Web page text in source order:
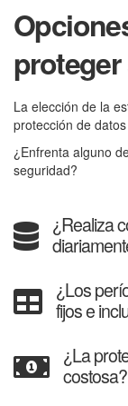
La elección de la
protección de
¿Enfrenta alguno
seguridad?
¿Realiza
¿Los
fijos e
¿La
costosa?